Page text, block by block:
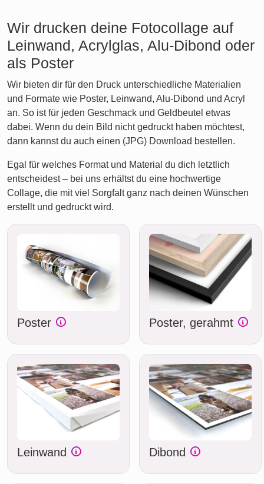
Wir drucken deine Fotocollage auf
Leinwand, Acrylglas, Alu-Dibond oder
als Poster
Wir bieten dir für den Druck unterschiedliche Materialien
und Formate wie Poster, Leinwand, Alu-Dibond und Acryl
an. So ist für jeden Geschmack und Geldbeutel etwas
dabei. Wenn du dein Bild nicht gedruckt haben möchtest,
dann kannst du auch einen (JPG) Download bestellen.
Egal für welches Format und Material du dich letztlich
entscheidest – bei uns erhältst du eine hochwertige
Collage, die mit viel Sorgfalt ganz nach deinen Wünschen
erstellt und gedruckt wird.
Poster Poster, gerahmt
Leinwand Dibond